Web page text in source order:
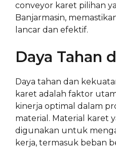
conveyor karet pilihan
Banjarmasin,
lancar dan efektif.
Daya Tahan
Daya tahan dan
karet adalah faktor
kinerja optimal dalam
material. Material karet
digunakan untuk
kerja, termasuk beban